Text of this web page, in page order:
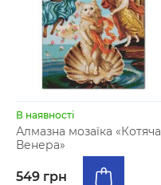
В наявності
Алмазна мозаїка «Котяча
Венера»
549 грн